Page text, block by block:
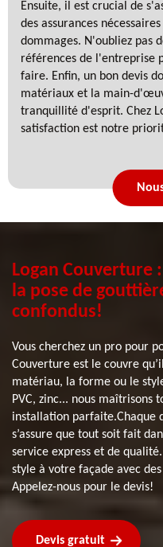
Ensuite, il est crucial de
des assurances
dommages. N'oubliez pas
références de l'entreprise
faire. Enfin, un bon devis
matériaux et la main-
tranquillité d'esprit. Chez
satisfaction est notre
Logan Couverture
la pose de
confondus!
Vous cherchez un pro pour
Couverture est le couvre
matériau, la forme ou le
PVC, zinc... nous maîtrisons
installation parfaite.Chaque
s’assure que tout soit fait
service express et de
style à votre façade avec
Appelez-nous pour le devis!
Devis gratuit